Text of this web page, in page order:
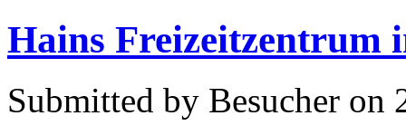
Hains Freizeitzentrum
Submitted by Besucher on